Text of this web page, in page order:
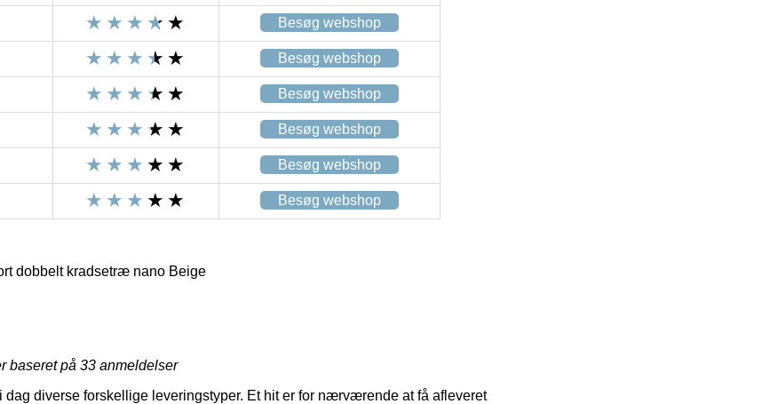
Besøg webshop
Besøg webshop
Besøg webshop
Besøg webshop
Besøg webshop
Besøg webshop
dobbelt kradsetræ nano Beige
baseret på 33 anmeldelser
dag diverse forskellige leveringstyper. Et hit er for nærværende at få afleveret